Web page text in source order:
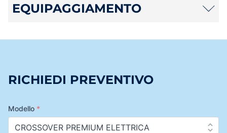
EQUIPAGGIAMENTO
RICHIEDI PREVENTIVO
Modello *